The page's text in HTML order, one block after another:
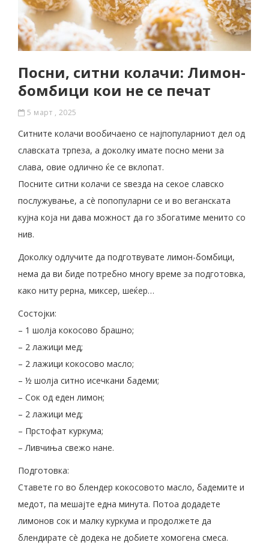
Посни, ситни колачи: Лимон-
бомбици кои не се печат
5 март , 2025
Ситните колачи вообичаено се најпопуларниот дел од
славската трпеза, а доколку имате посно мени за
слава, овие одлично ќе се вклопат.
Посните ситни колачи се ѕвезда на секое славско
послужување, а сè попопуларни се и во веганската
кујна која ни дава можност да го збогатиме менито со
нив.
Доколку одлучите да подготвувате лимон-бомбици,
нема да ви биде потребно многу време за подготовка,
како ниту рерна, миксер, шеќер…
Состојки:
– 1 шолја кокосово брашно;
– 2 лажици мед;
– 2 лажици кокосово масло;
– ½ шолја ситно исечкани бадеми;
– Сок од еден лимон;
– 2 лажици мед;
– Прстофат куркума;
– Ливчиња свежо нане.
Подготовка:
Ставете го во блендер кокосовото масло, бадемите и
медот, па мешајте една минута. Потоа додадете
лимонов сок и малку куркума и продолжете да
блендирате сè додека не добиете хомогена смеса.